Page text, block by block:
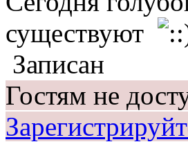
существуют
Записан
Гостям не